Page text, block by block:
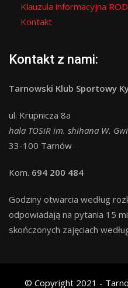
Klauzula informacyjna
Kontakt
Kontakt z nami:
Tarnowski Klub Sportowy
ul. Krupnicza 8a
hala TOSiR im. shihana W.
33-100 Tarnów
Kom. 694 200 484
Godziny otwarcia według
odpowiadają na pytania 15
skończonych zajęciach
© Copyright 2021 -